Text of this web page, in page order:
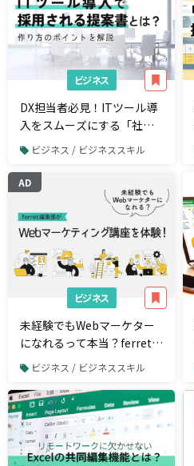
ビジネス
DX担当者必見！ITツール導
入をスムーズにする「社内
稟議」の書き方
ビジネス / ビジネススキル
AD
ビジネス
未経験でもWebマーケター
になれるって本当？ferret編
集部が就職や転職のサポー
トが手厚いWebマーケティ
ング講座を体験！
ビジネス / ビジネススキル